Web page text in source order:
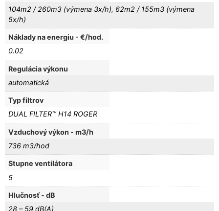
104m2 / 260m3 (výmena 3x/h), 62m2 / 155m3 (výmena
5x/h)
Náklady na energiu - €/hod.
0.02
Regulácia výkonu
automatická
Typ filtrov
DUAL FILTER™ H14 ROGER
Vzduchový výkon - m3/h
736 m3/hod
Stupne ventilátora
5
Hlučnosť - dB
28 – 59 dB(A)